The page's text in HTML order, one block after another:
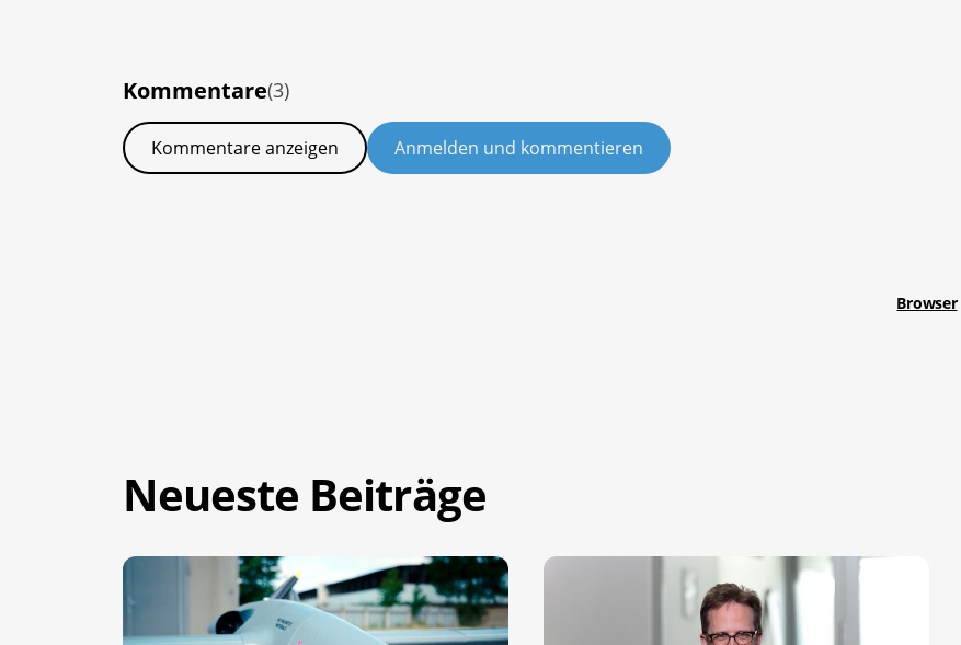
Kommentare(3)
Kommentare anzeigen Anmelden und kommentieren
Browser
Neueste Beiträge